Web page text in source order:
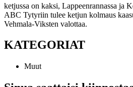
ketjussa on kaksi, Lappeenrannassa ja
ABC Tytyriin tulee ketjun kolmaus
Vehmala-Viksten valottaa.
KATEGORIAT
Muut